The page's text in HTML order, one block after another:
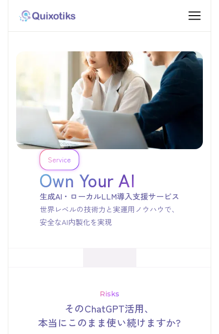
Service
Own Your AI
生成AI・ローカルLLM導入支援サービス
世界レベルの技術力と実運用ノウハウで、
安全なAI内製化を実現
Risks
そのChatGPT活用、
本当にこのまま使い続けますか?